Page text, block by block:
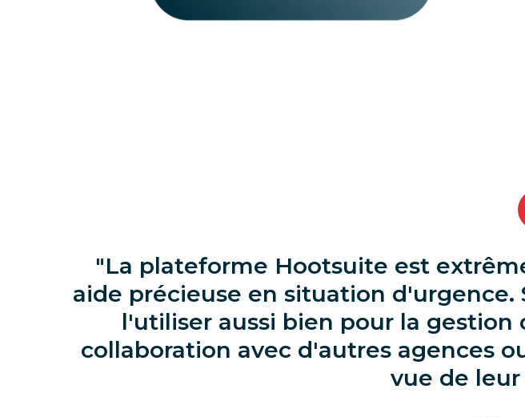
La plateforme Hootsuite est
aide précieuse en situation
l'utiliser aussi bien pour la gestion
collaboration avec d'autres agences
vue de